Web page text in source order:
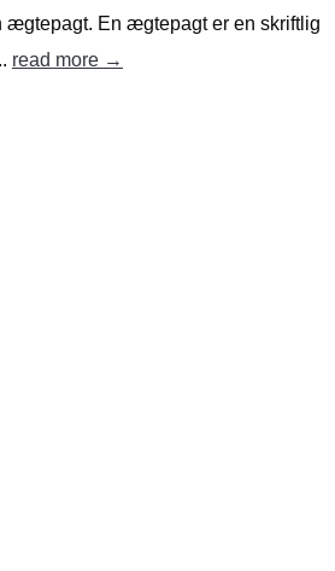
ægtepagt. En ægtepagt er en skriftlig
read more →